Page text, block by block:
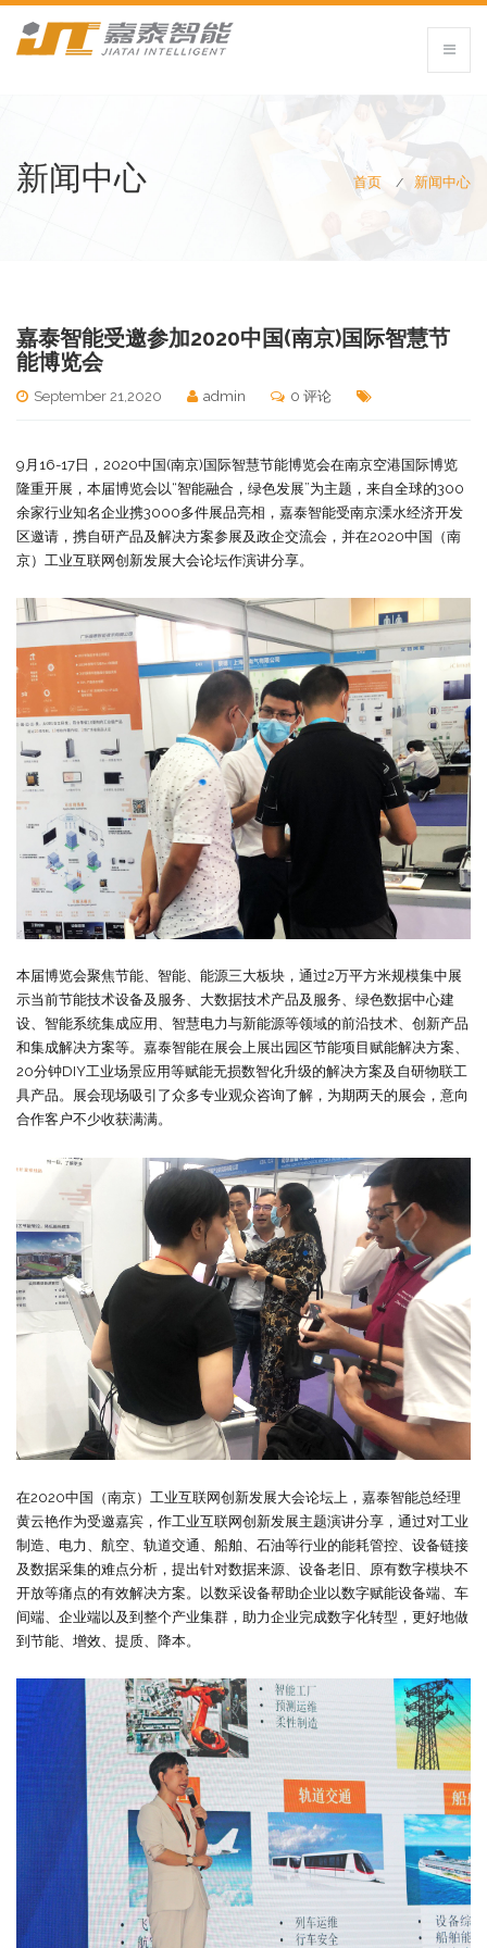
新闻中心 首页 新闻中心
嘉泰智能受邀参加2020中国(南京)国际智慧节
能博览会
September 21,2020 admin 0 评论
9月16-17日，2020中国(南京)国际智慧节能博览会在南京空港国际博览
隆重开展，本届博览会以“智能融合，绿色发展”为主题，来自全球的300
余家行业知名企业携3000多件展品亮相，嘉泰智能受南京溧水经济开发
区邀请，携自研产品及解决方案参展及政企交流会，并在2020中国（南
京）工业互联网创新发展大会论坛作演讲分享。
本届博览会聚焦节能、智能、能源三大板块，通过2万平方米规模集中展
示当前节能技术设备及服务、大数据技术产品及服务、绿色数据中心建
设、智能系统集成应用、智慧电力与新能源等领域的前沿技术、创新产品
和集成解决方案等。嘉泰智能在展会上展出园区节能项目赋能解决方案、
20分钟DIY工业场景应用等赋能无损数智化升级的解决方案及自研物联工
具产品。展会现场吸引了众多专业观众咨询了解，为期两天的展会，意向
合作客户不少收获满满。
在2020中国（南京）工业互联网创新发展大会论坛上，嘉泰智能总经理
黄云艳作为受邀嘉宾，作工业互联网创新发展主题演讲分享，通过对工业
制造、电力、航空、轨道交通、船舶、石油等行业的能耗管控、设备链接
及数据采集的难点分析，提出针对数据来源、设备老旧、原有数字模块不
开放等痛点的有效解决方案。以数采设备帮助企业以数字赋能设备端、车
间端、企业端以及到整个产业集群，助力企业完成数字化转型，更好地做
到节能、增效、提质、降本。